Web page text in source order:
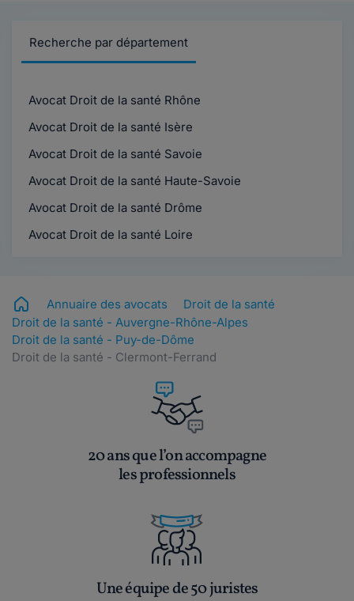
Recherche par département
Avocat Droit de la santé Rhône
Avocat Droit de la santé Isère
Avocat Droit de la santé Savoie
Avocat Droit de la santé Haute-Savoie
Avocat Droit de la santé Drôme
Avocat Droit de la santé Loire
Annuaire des avocats
Droit de la santé
Droit de la santé - Auvergne-Rhône-Alpes
Droit de la santé - Puy-de-Dôme
Droit de la santé - Clermont-Ferrand
20 ans que l’on accompagne
les professionnels
Une équipe de 50 juristes